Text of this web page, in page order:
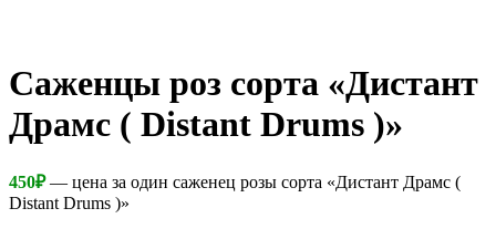
Cаженцы роз сорта «Дистант
Драмс ( Distant Drums )»
450₽— цена за один саженец розы сорта «Дистант Драмс (
Distant Drums )»